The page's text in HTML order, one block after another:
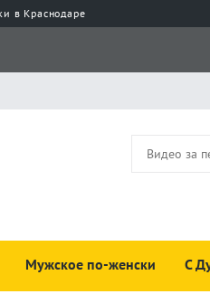
в Краснодаре
Мужское по-женски С